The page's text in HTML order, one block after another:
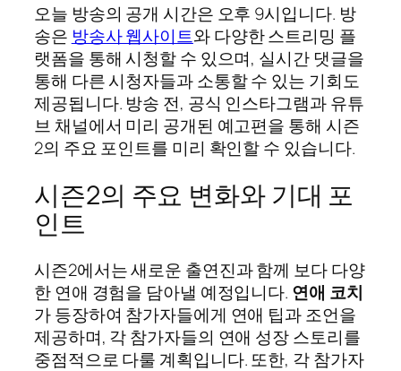
오늘 방송의 공개 시간은 오후 9시입니다. 방
송은 방송사 웹사이트와 다양한 스트리밍 플
랫폼을 통해 시청할 수 있으며, 실시간 댓글을
통해 다른 시청자들과 소통할 수 있는 기회도
제공됩니다. 방송 전, 공식 인스타그램과 유튜
브 채널에서 미리 공개된 예고편을 통해 시즌
2의 주요 포인트를 미리 확인할 수 있습니다.
시즌2의 주요 변화와 기대 포
인트
시즌2에서는 새로운 출연진과 함께 보다 다양
한 연애 경험을 담아낼 예정입니다. 연애 코치
가 등장하여 참가자들에게 연애 팁과 조언을
제공하며, 각 참가자들의 연애 성장 스토리를
중점적으로 다룰 계획입니다. 또한, 각 참가자